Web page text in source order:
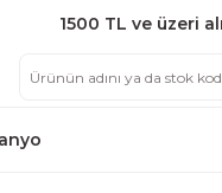
1500 TL ve üzeri